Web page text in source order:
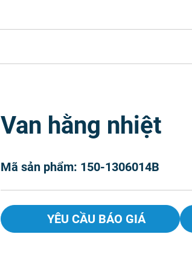
Van hằng nhiệt
Mã sản phẩm: 150-1306014B
YÊU CẦU BÁO GIÁ